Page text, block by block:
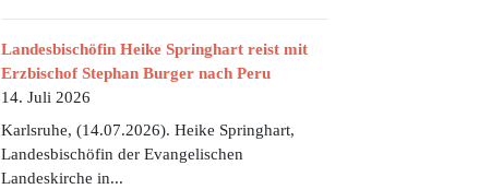
Landesbischöfin Heike Springhart reist mit
Erzbischof Stephan Burger nach Peru
14. Juli 2026
Karlsruhe, (14.07.2026). Heike Springhart,
Landesbischöfin der Evangelischen
Landeskirche in...